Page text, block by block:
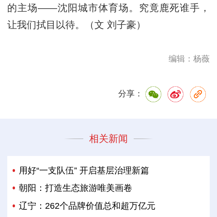
的主场——沈阳城市体育场。究竟鹿死谁手，
让我们拭目以待。（文 刘子豪）
编辑：杨薇
分享：
相关新闻
用好“一支队伍” 开启基层治理新篇
朝阳：打造生态旅游唯美画卷
辽宁：262个品牌价值总和超万亿元